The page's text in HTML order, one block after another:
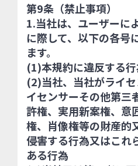
第9条（禁止事項）
1.当社は、ユーザーに
に際して、以下の各号
ます。
(1)本規約に違反する
(2)当社、当社がライ
イセンサーその他第三
許権、実用新案権、意
権、肖像権等の財産的
侵害する行為又はこれ
ある行為